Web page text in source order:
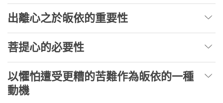
出離心之於皈依的重要性
菩提心的必要性
以懼怕遭受更糟的苦難作為皈依的一種
動機